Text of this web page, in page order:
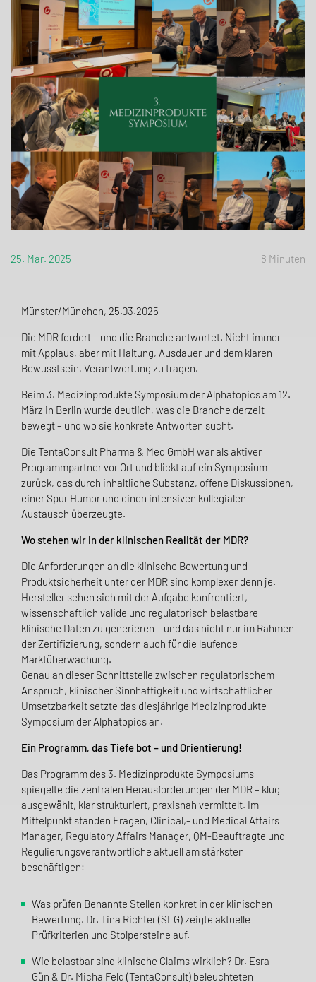
25. Mar. 2025 8 Minuten
Münster/München, 25.03.2025
Die MDR fordert – und die Branche antwortet. Nicht immer
mit Applaus, aber mit Haltung, Ausdauer und dem klaren
Bewusstsein, Verantwortung zu tragen.
Beim 3. Medizinprodukte Symposium der Alphatopics am 12.
März in Berlin wurde deutlich, was die Branche derzeit
bewegt – und wo sie konkrete Antworten sucht.
Die TentaConsult Pharma & Med GmbH war als aktiver
Programmpartner vor Ort und blickt auf ein Symposium
zurück, das durch inhaltliche Substanz, offene Diskussionen,
einer Spur Humor und einen intensiven kollegialen
Austausch überzeugte.
Wo stehen wir in der klinischen Realität der MDR?
Die Anforderungen an die klinische Bewertung und
Produktsicherheit unter der MDR sind komplexer denn je.
Hersteller sehen sich mit der Aufgabe konfrontiert,
wissenschaftlich valide und regulatorisch belastbare
klinische Daten zu generieren – und das nicht nur im Rahmen
der Zertifizierung, sondern auch für die laufende
Marktüberwachung.
Genau an dieser Schnittstelle zwischen regulatorischem
Anspruch, klinischer Sinnhaftigkeit und wirtschaftlicher
Umsetzbarkeit setzte das diesjährige Medizinprodukte
Symposium der Alphatopics an.
Ein Programm, das Tiefe bot – und Orientierung!
Das Programm des 3. Medizinprodukte Symposiums
spiegelte die zentralen Herausforderungen der MDR – klug
ausgewählt, klar strukturiert, praxisnah vermittelt. Im
Mittelpunkt standen Fragen, Clinical,- und Medical Affairs
Manager, Regulatory Affairs Manager, QM-Beauftragte und
Regulierungsverantwortliche aktuell am stärksten
beschäftigen:
Was prüfen Benannte Stellen konkret in der klinischen
Bewertung. Dr. Tina Richter (SLG) zeigte aktuelle
Prüfkriterien und Stolpersteine auf.
Wie belastbar sind klinische Claims wirklich? Dr. Esra
Gün & Dr. Micha Feld (TentaConsult) beleuchteten